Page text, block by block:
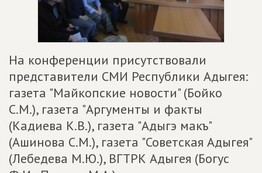
На конференции присутствовали
представители СМИ Республики Адыгея:
газета "Майкопские новости" (Бойко
С.М.), газета "Аргументы и факты
(Кадиева К.В.), газета "Адыгэ макъ"
(Ашинова С.М.), газета "Советская Адыгея"
(Лебедева М.Ю.), ВГТРК Адыгея (Богус